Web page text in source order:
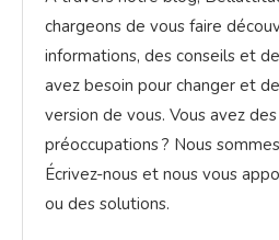
chargeons de vous faire
informations, des conseils et
avez besoin pour changer et
version de vous. Vous avez
préoccupations ? Nous
Écrivez-nous et nous vous
ou des solutions.